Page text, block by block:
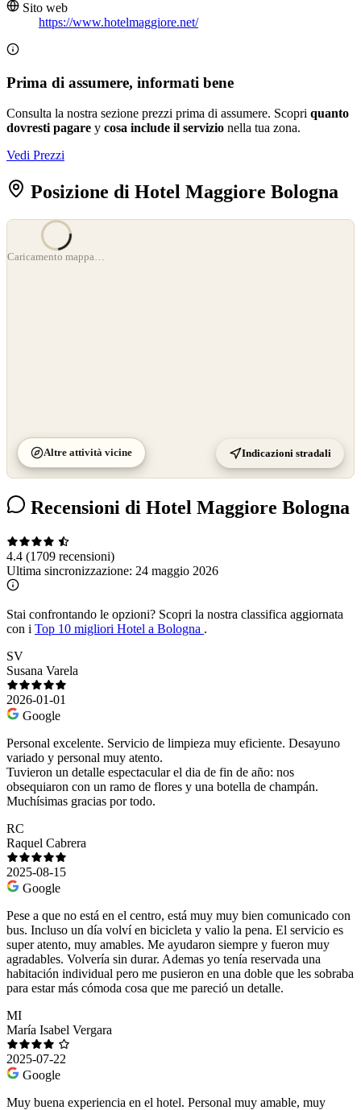
Sito web
https://www.hotelmaggiore.net/
Prima di assumere, informati bene
Consulta la nostra sezione prezzi prima di assumere. Scopri quanto
dovresti pagare y cosa include il servizio nella tua zona.
Vedi Prezzi
Posizione di Hotel Maggiore Bologna
OpenStreetMap
©CARTO
Caricamento mappa…
Altre attività vicine Indicazioni stradali
Recensioni di Hotel Maggiore Bologna
4.4 (1709 recensioni)
Ultima sincronizzazione: 24 maggio 2026
Stai confrontando le opzioni? Scopri la nostra classifica aggiornata
con i Top 10 migliori Hotel a Bologna .
SV
Susana Varela
2026-01-01
Google
Personal excelente. Servicio de limpieza muy eficiente. Desayuno
variado y personal muy atento.
Tuvieron un detalle espectacular el dia de fin de año: nos
obsequiaron con un ramo de flores y una botella de champán.
Muchísimas gracias por todo.
RC
Raquel Cabrera
2025-08-15
Google
Pese a que no está en el centro, está muy muy bien comunicado con
bus. Incluso un día volví en bicicleta y valio la pena. El servicio es
super atento, muy amables. Me ayudaron siempre y fueron muy
agradables. Volvería sin durar. Ademas yo tenía reservada una
habitación individual pero me pusieron en una doble que les sobraba
para estar más cómoda cosa que me pareció un detalle.
MI
María Isabel Vergara
2025-07-22
Google
Muy buena experiencia en el hotel. Personal muy amable, muy